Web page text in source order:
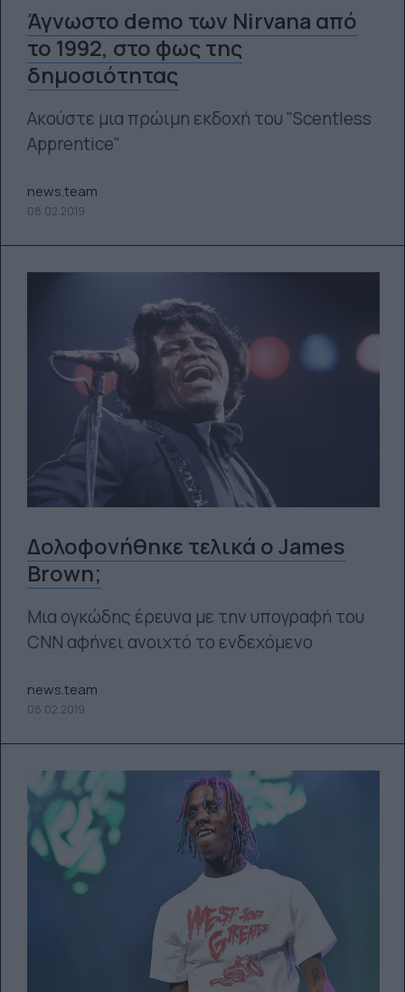
Άγνωστο demo των Nirvana από
το 1992, στο φως της
δημοσιότητας
Ακούστε μια πρώιμη εκδοχή του "Scentless
Apprentice"
news.team
08.02.2019
Δολοφονήθηκε τελικά ο James
Brown;
Μια ογκώδης έρευνα με την υπογραφή του
CNN αφήνει ανοιχτό το ενδεχόμενο
news.team
08.02.2019